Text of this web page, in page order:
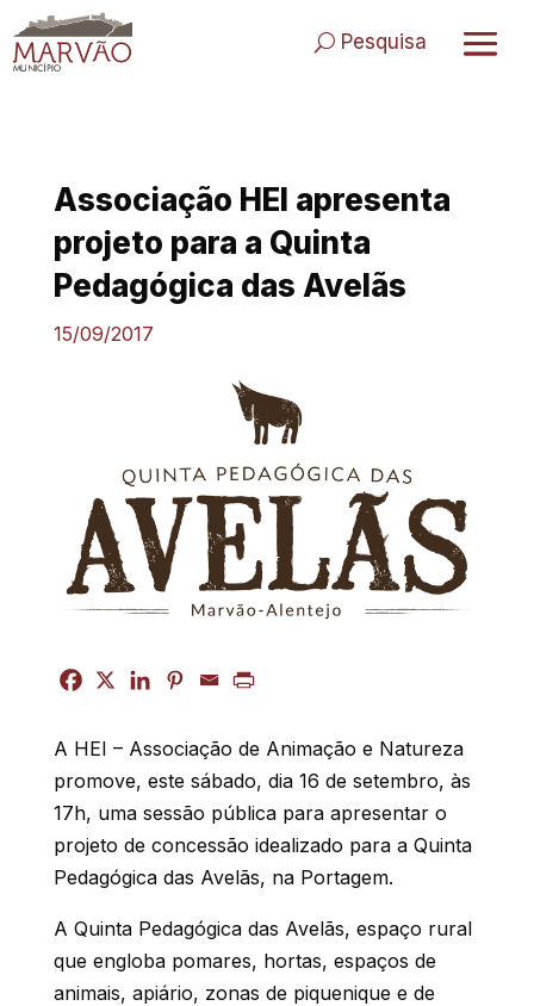
to
content
Pesquisa
Associação HEI apresenta
projeto para a Quinta
Pedagógica das Avelãs
15/09/2017
A HEI – Associação de Animação e Natureza
promove, este sábado, dia 16 de setembro, às
17h, uma sessão pública para apresentar o
projeto de concessão idealizado para a Quinta
Pedagógica das Avelãs, na Portagem.
A Quinta Pedagógica das Avelãs, espaço rural
que engloba pomares, hortas, espaços de
animais, apiário, zonas de piquenique e de